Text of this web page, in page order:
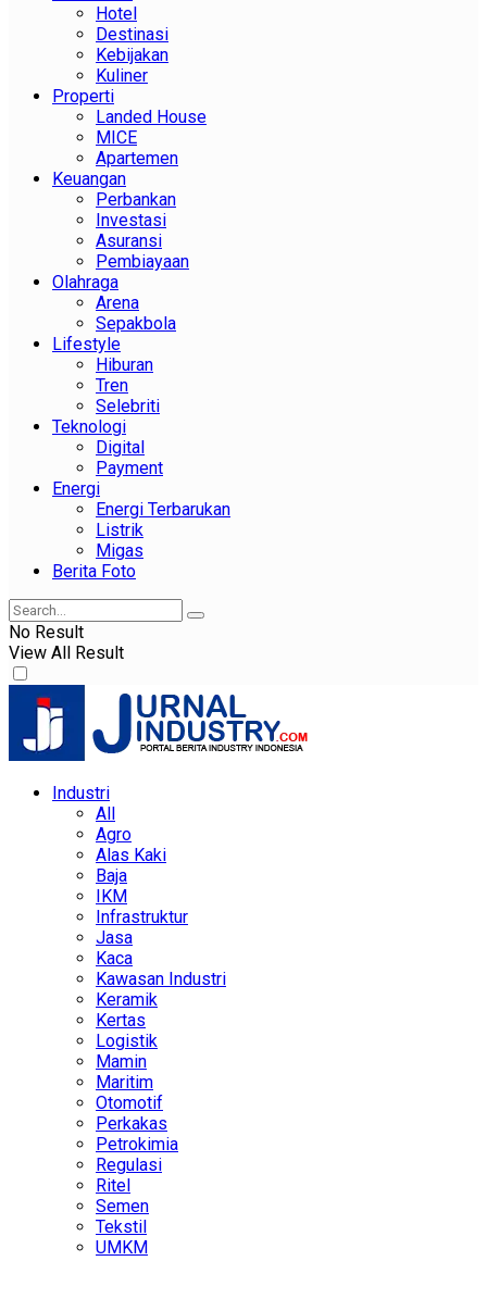
Hotel
Destinasi
Kebijakan
Kuliner
Properti
Landed House
MICE
Apartemen
Keuangan
Perbankan
Investasi
Asuransi
Pembiayaan
Olahraga
Arena
Sepakbola
Lifestyle
Hiburan
Tren
Selebriti
Teknologi
Digital
Payment
Energi
Energi Terbarukan
Listrik
Migas
Berita Foto
No Result
View All Result
Industri
All
Agro
Alas Kaki
Baja
IKM
Infrastruktur
Jasa
Kaca
Kawasan Industri
Keramik
Kertas
Logistik
Mamin
Maritim
Otomotif
Perkakas
Petrokimia
Regulasi
Ritel
Semen
Tekstil
UMKM